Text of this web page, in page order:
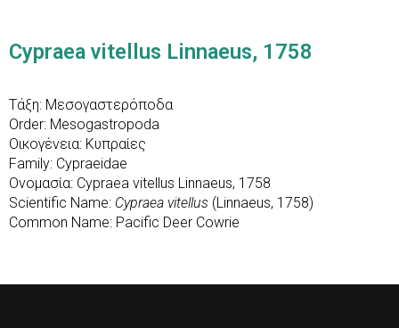
Cypraea vitellus Linnaeus, 1758
Τάξη: Mεσογαστερόποδα
Order: Mesogastropoda
Οικογένεια: Κυπραίες
Family: Cypraeidae
Ονομασία: Cypraea vitellus Linnaeus, 1758
Scientific Name: Cypraea vitellus (Linnaeus, 1758)
Common Name: Pacific Deer Cowrie